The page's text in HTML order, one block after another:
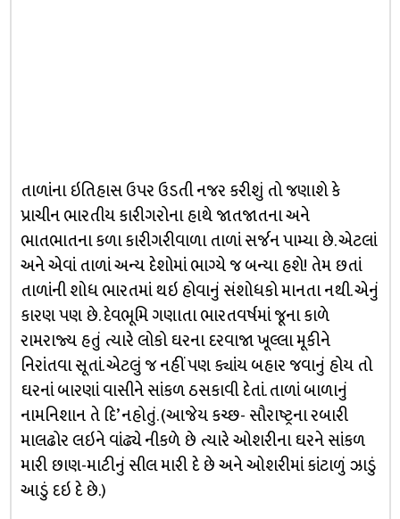
તાળાંના ઇતિહાસ ઉપર ઉડતી નજર કરીશું તો જણાશે કે
પ્રાચીન ભારતીય કારીગરોના હાથે જાતજાતના અને
ભાતભાતના કળા કારીગરીવાળા તાળાં સર્જન પામ્યા છે. એટલાં
અને એવાં તાળાં અન્ય દેશોમાં ભાગ્યે જ બન્યા હશે! તેમ છતાં
તાળાંની શોધ ભારતમાં થઇ હોવાનું સંશોધકો માનતા નથી. એનું
કારણ પણ છે. દેવભૂમિ ગણાતા ભારતવર્ષમાં જૂના કાળે
રામરાજ્ય હતું ત્યારે લોકો ઘરના દરવાજા ખૂલ્લા મૂકીને
નિરાંતવા સૂતાં. એટલું જ નહીં પણ ક્યાંય બહાર જવાનું હોય તો
ઘરનાં બારણાં વાસીને સાંકળ ઠસકાવી દેતાં. તાળાં બાળાનું
નામનિશાન તે દિ’ નહોતું. (આજેય કચ્છ- સૌરાષ્ટ્રના રબારી
માલઢોર લઇને વાંઢ્યે નીકળે છે ત્યારે ઓશરીના ઘરને સાંકળ
મારી છાણ-માટીનું સીલ મારી દે છે અને ઓશરીમાં કાંટાળું ઝાડું
આડું દઇ દે છે.)